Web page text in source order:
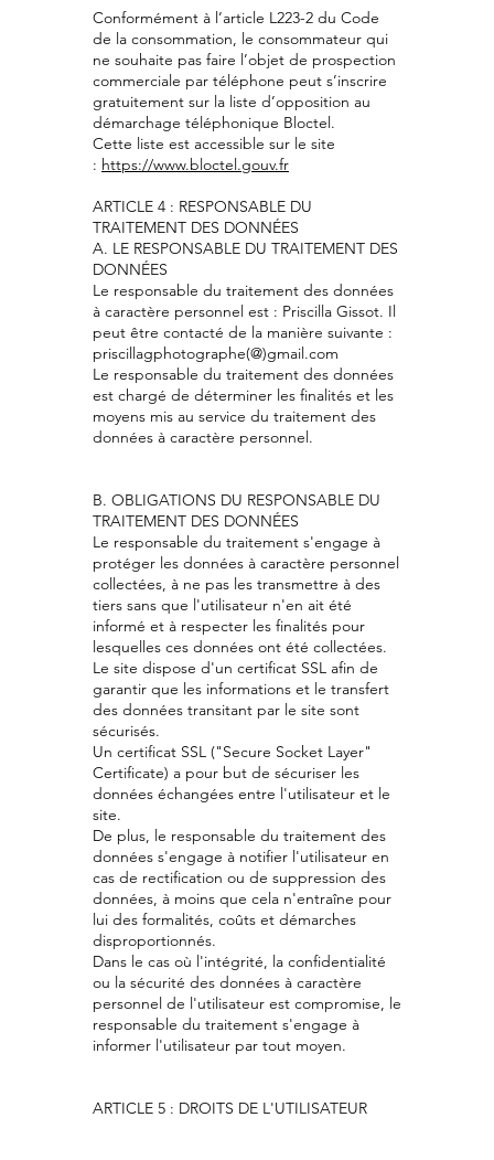
Conformément à l’article L223-2 du Code
de la consommation, le consommateur qui
ne souhaite pas faire l’objet de prospection
commerciale par téléphone peut s’inscrire
gratuitement sur la liste d’opposition au
démarchage téléphonique Bloctel.
Cette liste est accessible sur le site
: https://www.bloctel.gouv.fr
ARTICLE 4 : RESPONSABLE DU
TRAITEMENT DES DONNÉES
A. LE RESPONSABLE DU TRAITEMENT DES
DONNÉES
Le responsable du traitement des données
à caractère personnel est : Priscilla Gissot. Il
peut être contacté de la manière suivante :
priscillagphotographe(@)gmail.com
Le responsable du traitement des données
est chargé de déterminer les finalités et les
moyens mis au service du traitement des
données à caractère personnel.
B. OBLIGATIONS DU RESPONSABLE DU
TRAITEMENT DES DONNÉES
Le responsable du traitement s'engage à
protéger les données à caractère personnel
collectées, à ne pas les transmettre à des
tiers sans que l'utilisateur n'en ait été
informé et à respecter les finalités pour
lesquelles ces données ont été collectées.
Le site dispose d'un certificat SSL afin de
garantir que les informations et le transfert
des données transitant par le site sont
sécurisés.
Un certificat SSL ("Secure Socket Layer"
Certificate) a pour but de sécuriser les
données échangées entre l'utilisateur et le
site.
De plus, le responsable du traitement des
données s'engage à notifier l'utilisateur en
cas de rectification ou de suppression des
données, à moins que cela n'entraîne pour
lui des formalités, coûts et démarches
disproportionnés.
Dans le cas où l'intégrité, la confidentialité
ou la sécurité des données à caractère
personnel de l'utilisateur est compromise, le
responsable du traitement s'engage à
informer l'utilisateur par tout moyen.
ARTICLE 5 : DROITS DE L'UTILISATEUR